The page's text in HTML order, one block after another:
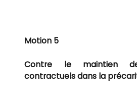
Motion 5
Contre le maintien
contractuels dans la